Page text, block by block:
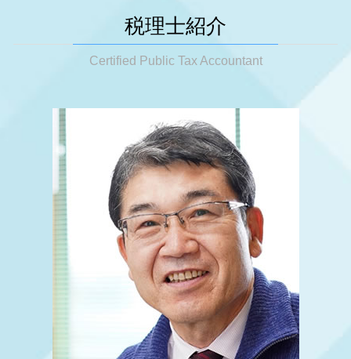
会社設立 流れ 合同会社
法人成り 消費税
法人成り 融資
税務調査 対策
税務調査 立会い
税務調査 確率 相続
税務調査 結果
税務調査 時期 法人
税務調査 強制調査
確定申告 個人事業主 青色申告
節税対策 ideco
法人税 申告期限
節税対策 公務員
税務相談
節税対策
顧問税理士 個人事業主
税務相談 確定申告
税務相談 どこから
相続税 生前贈与
相続 節税
相続税 放棄
相続税 保険金
相続税 法定相続人
遺産分割対策
相続 税理士
相続税基礎控除 不動産
相続税 2割加算
相続税 対策 不動産
明石市 起業支援
大阪市 税務相談
姫路市 税務相談
神戸市 相続 対策
姫路市 事業承継
姫路市 法人成り
明石市 法人成り
大阪市 法人成り
神戸市 税務相談
大阪市 相続 対策
明石市 税務相談
神戸市 事業承継
大阪市 相続税 申告
姫路市 相続税 申告
大阪市 事業承継
明石市 税務調査
税理士紹介
Certified Public Tax Accountant